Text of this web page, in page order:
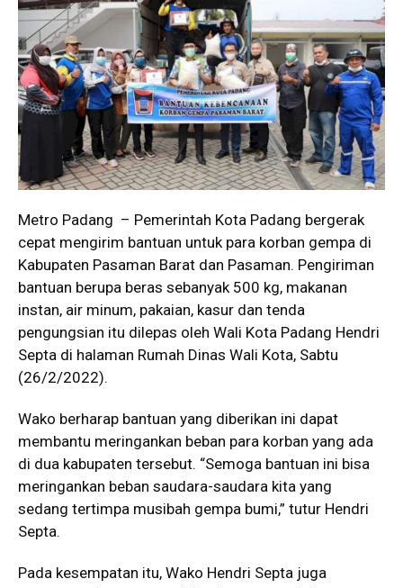
Metro Padang – Pemerintah Kota Padang bergerak
cepat mengirim bantuan untuk para korban gempa di
Kabupaten Pasaman Barat dan Pasaman. Pengiriman
bantuan berupa beras sebanyak 500 kg, makanan
instan, air minum, pakaian, kasur dan tenda
pengungsian itu dilepas oleh Wali Kota Padang Hendri
Septa di halaman Rumah Dinas Wali Kota, Sabtu
(26/2/2022).
Wako berharap bantuan yang diberikan ini dapat
membantu meringankan beban para korban yang ada
di dua kabupaten tersebut. “Semoga bantuan ini bisa
meringankan beban saudara-saudara kita yang
sedang tertimpa musibah gempa bumi,” tutur Hendri
Septa.
Pada kesempatan itu, Wako Hendri Septa juga